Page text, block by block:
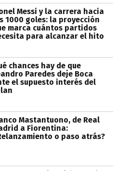
Messi y la carrera hacia
1000 goles: la proyección
marca cuántos partidos
para alcanzar el hito
chances hay de que
Paredes deje Boca
el supuesto interés del
Mastantuono, de Real
a Fiorentina:
o paso atrás?